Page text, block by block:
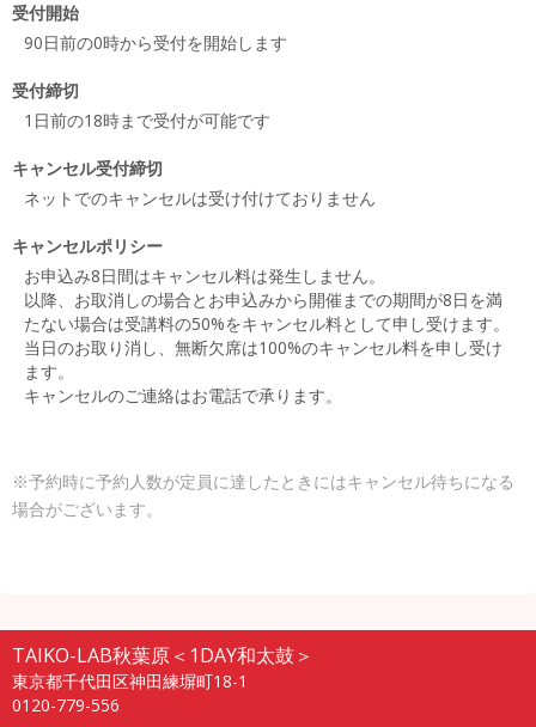
受付開始
90日前の0時から受付を開始します
受付締切
1日前の18時まで受付が可能です
キャンセル受付締切
ネットでのキャンセルは受け付けておりません
キャンセルポリシー
お申込み8日間はキャンセル料は発生しません。
以降、お取消しの場合とお申込みから開催までの期間が8日を満
たない場合は受講料の50%をキャンセル料として申し受けます。
当日のお取り消し、無断欠席は100%のキャンセル料を申し受け
ます。
キャンセルのご連絡はお電話で承ります。
※予約時に予約人数が定員に達したときにはキャンセル待ちになる
場合がございます。
TAIKO-LAB秋葉原＜1DAY和太鼓＞
東京都千代田区神田練塀町18-1
0120-779-556